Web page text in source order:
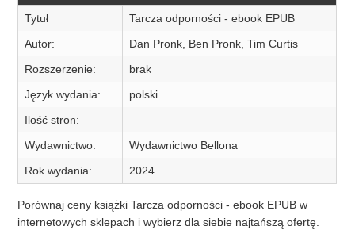
Tytuł
Tarcza odporności - ebook EPUB
Autor:
Dan Pronk, Ben Pronk, Tim Curtis
Rozszerzenie:
brak
Język wydania:
polski
Ilość stron:
Wydawnictwo:
Wydawnictwo Bellona
Rok wydania:
2024
Porównaj ceny książki Tarcza odporności - ebook EPUB w
internetowych sklepach i wybierz dla siebie najtańszą ofertę.